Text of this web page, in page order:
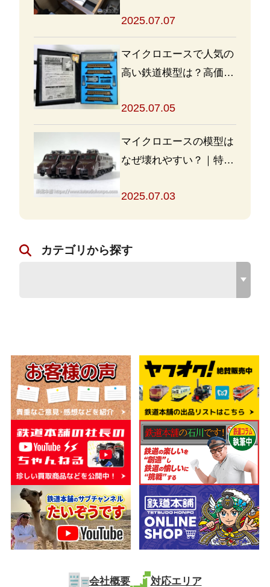
も
2025.07.07
マイクロエースで人気の
高い鉄道模型は？高価買
2025.07.05
マイクロエースの模型は
なぜ壊れやすい？｜特徴
2025.07.03
カテゴリから探す
会社概要 対応エリア